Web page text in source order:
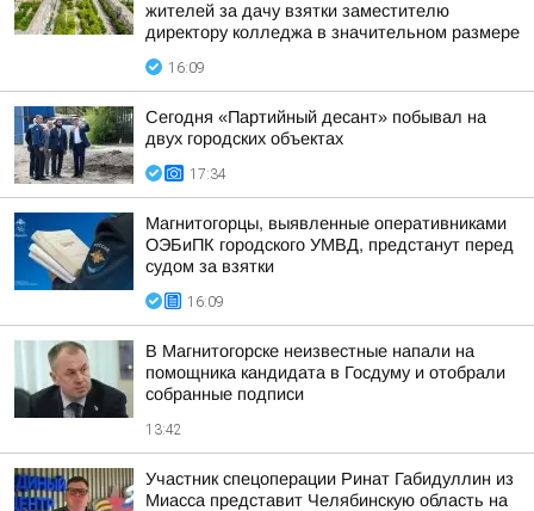
жителей за дачу взятки заместителю
директору колледжа в значительном размере
16:09
Сегодня «Партийный десант» побывал на
двух городских объектах
17:34
Магнитогорцы, выявленные оперативниками
ОЭБиПК городского УМВД, предстанут перед
судом за взятки
16:09
В Магнитогорске неизвестные напали на
помощника кандидата в Госдуму и отобрали
собранные подписи
13:42
Участник спецоперации Ринат Габидуллин из
Миасса представит Челябинскую область на